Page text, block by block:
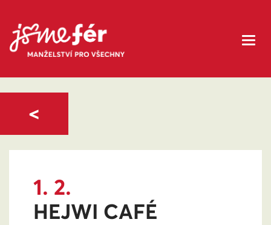
1. 2.
HEJWI CAFÉ
<